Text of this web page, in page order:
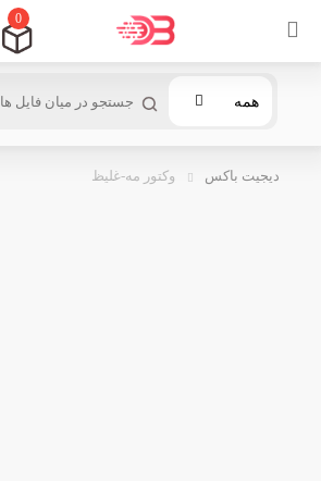
0
همه
دیجیت باکس وکتور مه-غلیظ